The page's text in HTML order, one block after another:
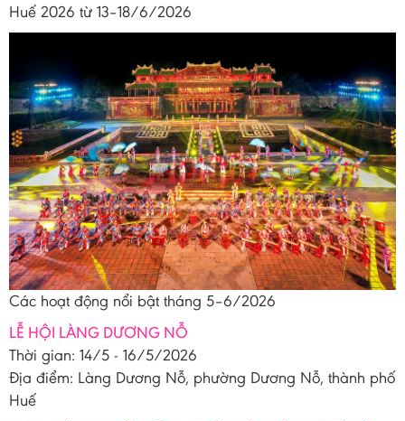
Huế 2026 từ 13–18/6/2026
Các hoạt động nổi bật tháng 5–6/2026
LỄ HỘI LÀNG DƯƠNG NỖ
Thời gian: 14/5 - 16/5/2026
Địa điểm: Làng Dương Nỗ, phường Dương Nỗ, thành phố
Huế